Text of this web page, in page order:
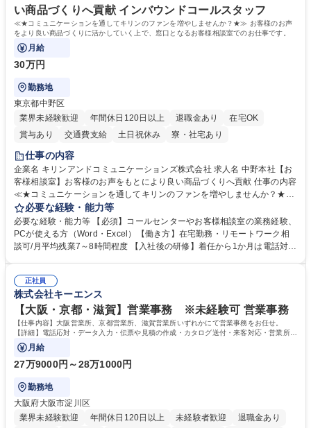
い商品づくりへ貢献 インバウンドコールスタッフ
≪★コミュニケーションを通してキリンのファンを増やしませんか？★≫ お客様のお声
をより良い商品づくりに活かしていく上で、窓口となるお客様相談室でのお仕事です。
月給
30万円
勤務地
東京都中野区
業界未経験歓迎
年間休日120日以上 退職金あり
在宅OK
賞与あり
交通費支給 土日祝休み 寮・社宅あり
仕事の内容
企業名 キリンアンドコミュニケーションズ株式会社 求人名 中野本社【お
客様相談室】お客様のお声をもとにより良い商品づくりへ貢献 仕事の内容
≪★コミュニケーションを通してキリンのファンを増やしませんか？★≫
お客様のお声をより良い商品づくりに活かしていく上で、窓口となるお客
様相談室でのお仕事です。 日々お客様からいただくキリングループへのご
意見を、企業活動に活かしています。お客様からの声に迅速かつ誠意をも
って対応、情報提供するとともにグループ内活動に反映しています。 【具
平均100件前後■メール・手紙：同上40件前後 募集職種 中野本社【お客様
相談室】お客様のお声をもとにより良い商品づくりへ貢献
必要な経験・能力等
必要な経験・能力等 【必須】コールセンターやお客様相談室の業務経験、
PCが使える方（Word・Excel）【働き方】在宅勤務・リモートワーク相
談可/月平均残業7～8時間程度 【入社後の研修】着任から1か月は電話対応
すのでご安心ください。 【当社について】キリングループの広報機能を担
う会社として、お客様との出会いを大切にし、磨き上げたホスピタリティ
を込めてコミュニケーションをとりながら広報関連業務を行っておりま
す。 学歴・資格 学歴：大学院 大学 高専 短大 専修学校 高校 語学力： 資
格：
正社員
株式会社キーエンス
【大阪・京都・滋賀】営業事務 ※未経験可 営業事務
【仕事内容】大阪営業所、京都営業所、滋賀営業所いずれかにて営業事務をお任せ。
【詳細】電話応対・データ入力・伝票や見積の作成・カタログ送付・来客対応・営業所内
で発生する事務業務や業務改善をお任せ。
月給
27万9000円～28万1000円
勤務地
大阪府大阪市淀川区
業界未経験歓迎
年間休日120日以上 未経験者歓迎 退職金あり